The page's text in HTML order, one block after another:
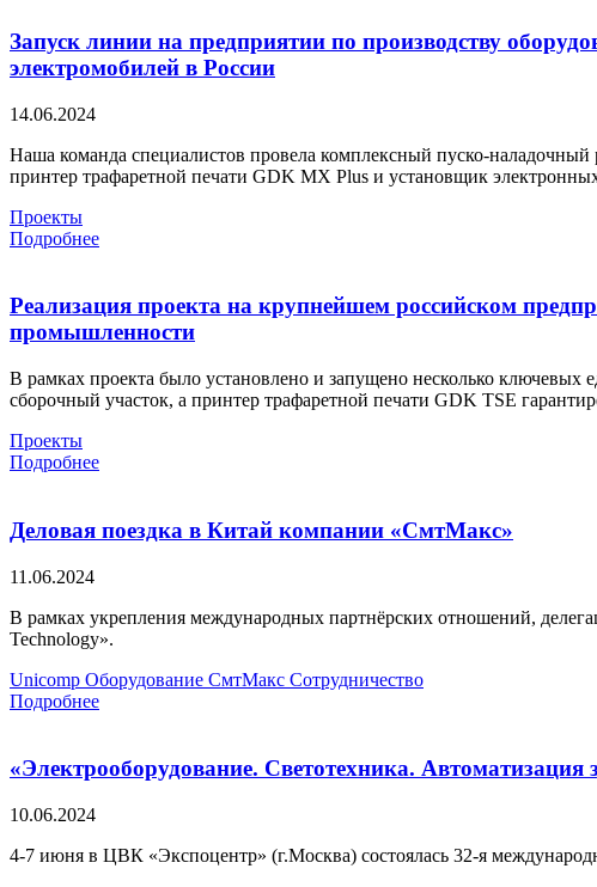
Запуск линии на предприятии по производству
электромобилей в России
14.06.2024
Наша команда специалистов провела комплексный пуско-
принтер трафаретной печати GDK MX Plus и установщик
Проекты
Подробнее
Реализация проекта на крупнейшем российском
промышленности
В рамках проекта было установлено и запущено несколько
сборочный участок, а принтер трафаретной печати GDK TSE
Проекты
Подробнее
Деловая поездка в Китай компании «СмтМакс»
11.06.2024
В рамках укрепления международных партнёрских отношений,
Technology».
Unicomp Оборудование СмтМакс Сотрудничество
Подробнее
«Электрооборудование. Светотехника.
10.06.2024
4-7 июня в ЦВК «Экспоцентр» (г.Москва) состоялась 32-я